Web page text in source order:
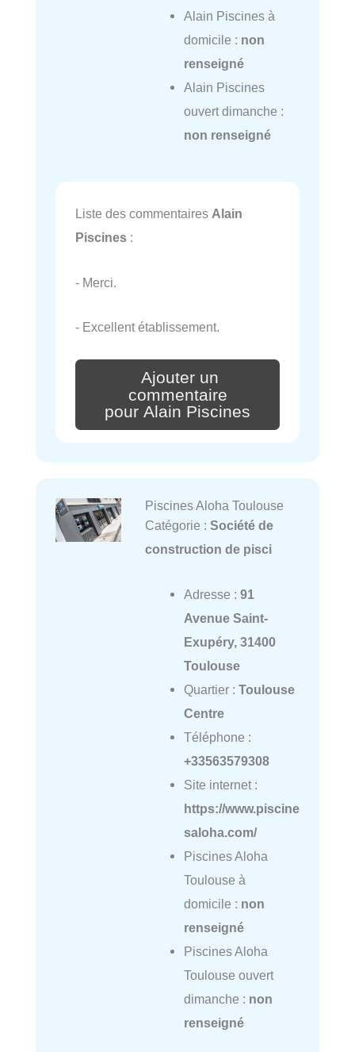
Alain Piscines à
domicile : non
renseigné
Alain Piscines
ouvert dimanche :
non renseigné
Liste des commentaires Alain
Piscines :
- Merci.
- Excellent établissement.
Ajouter un
commentaire
pour Alain Piscines
Piscines Aloha Toulouse
Catégorie : Société de
construction de pisci
Adresse : 91
Avenue Saint-
Exupéry, 31400
Toulouse
Quartier : Toulouse
Centre
Téléphone :
+33563579308
Site internet :
https://www.piscine
saloha.com/
Piscines Aloha
Toulouse à
domicile : non
renseigné
Piscines Aloha
Toulouse ouvert
dimanche : non
renseigné